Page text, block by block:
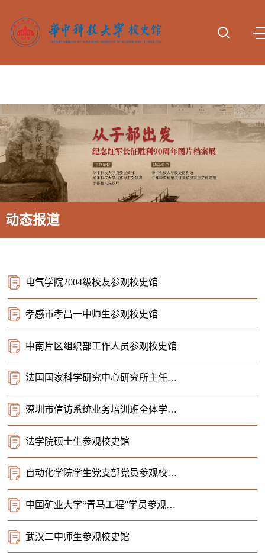
首页 参观服 专题展 动态报
动态报道
电气学院2004级校友参观校史馆
孝感市孝昌一中师生参观校史馆
中南片区组织部工作人员参观校史馆
法国国家科学研究中心研究所主任一行参观校史馆
深圳市信访系统业务培训班全体学员参观校史馆
法学院硕士生参观校史馆
自动化学院学生党支部党员参观校史馆
中国矿业大学“青马工程”学员参观校史馆
武汉二中师生参观校史馆